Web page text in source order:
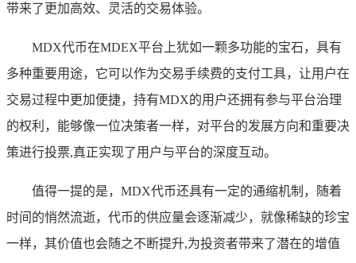
带来了更加高效、灵活的交易体验。
MDX代币在MDEX平台上犹如一颗多功能的宝石，具有
多种重要用途，它可以作为交易手续费的支付工具，让用户在
交易过程中更加便捷，持有MDX的用户还拥有参与平台治理
的权利，能够像一位决策者一样，对平台的发展方向和重要决
策进行投票,真正实现了用户与平台的深度互动。
值得一提的是，MDX代币还具有一定的通缩机制，随着
时间的悄然流逝，代币的供应量会逐渐减少，就像稀缺的珍宝
一样，其价值也会随之不断提升,为投资者带来了潜在的增值